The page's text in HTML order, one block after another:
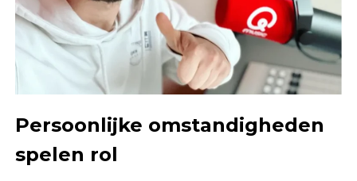
Persoonlijke omstandigheden
spelen rol